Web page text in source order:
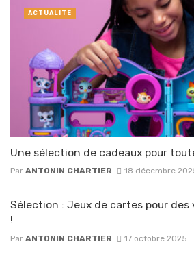
Une sélection de cadeaux pour
Par ANTONIN CHARTIER 18 décembre
ACTUALITÉ
Sélection : Jeux de cartes pour
!
Par ANTONIN CHARTIER 17 octobre 2025